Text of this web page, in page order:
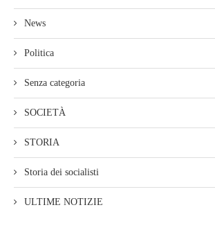
News
Politica
Senza categoria
SOCIETÀ
STORIA
Storia dei socialisti
ULTIME NOTIZIE